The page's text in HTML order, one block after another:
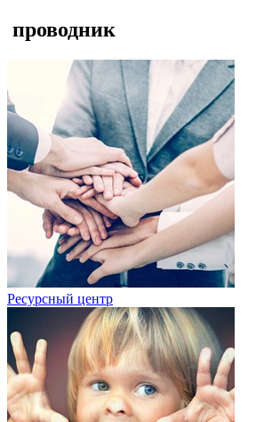
проводник
Ресурсный центр